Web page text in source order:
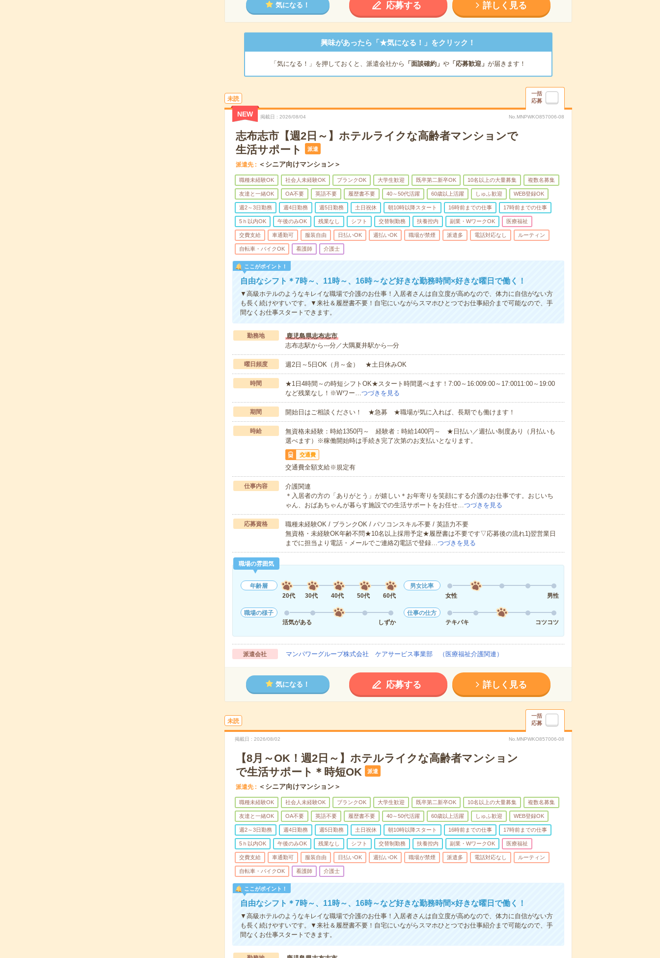
気になる！ 応募する 詳しく見る
興味があったら「★気になる！」をクリック！
「気になる！」を押しておくと、派遣会社から 「面談確約」 や「応募歓迎」 が届きます！
未読
一括
応募
NEW 掲載日 2026/08/04 No.MNPWKO857006-08
志布志市【週2日～】ホテルライクな高齢者マンションで
生活サポート
派遣
派遣先 ＜シニア向けマンション＞
職種未経験OK 社会人未経験OK ブランクOK 大学生歓迎 既卒第二新卒OK 10名以上の大量募集 複数名募集
友達と一緒OK OA不要 英語不要 履歴書不要 40～50代活躍 60歳以上活躍 しゅふ歓迎 WEB登録OK
週2～3日勤務 週4日勤務 週5日勤務 土日祝休 朝10時以降スタート 16時前までの仕事 17時前までの仕事
5ｈ以内OK 午後のみOK 残業なし シフト 交替制勤務 扶養控内 副業・WワークOK 医療福祉
交費支給 車通勤可 服装自由 日払いOK 週払いOK 職場が禁煙 派遣多 電話対応なし ルーティン
自転車・バイクOK 看護師 介護士
ここがポイント！
自由なシフト＊7時～、11時～、16時～など好きな勤務時間×好きな曜日で働く！
▼高級ホテルのようなキレイな職場で介護のお仕事！入居者さんは自立度が高めなので、体力に自信がない方
も長く続けやすいです。▼来社＆履歴書不要！自宅にいながらスマホひとつでお仕事紹介まで可能なので、手
間なくお仕事スタートできます。
勤務地
鹿児島県志布志市
志布志駅から---分／大隅夏井駅から---分
曜日頻度 週2日～5日OK（月～金） ★土日休みOK
時間
★1日4時間～の時短シフトOK★スタート時間選べます！7:00～16:009:00～17:0011:00～19:00
など残業なし！※Wワー…つづきを見る
期間 開始日はご相談ください！ ★急募 ★職場が気に入れば、長期でも働けます！
時給
無資格未経験：時給1350円～ 経験者：時給1400円～ ★日払い／週払い制度あり（月払いも
選べます）※稼働開始時は手続き完了次第のお支払いとなります。
交通費
交通費全額支給※規定有
仕事内容
介護関連
＊入居者の方の「ありがとう」が嬉しい＊お年寄りを笑顔にする介護のお仕事です。おじいち
ゃん、おばあちゃんが暮らす施設での生活サポートをお任せ…つづきを見る
応募資格
職種未経験OK / ブランクOK / パソコンスキル不要 / 英語力不要
無資格・未経験OK年齢不問★10名以上採用予定★履歴書は不要です▽応募後の流れ1)翌営業日
までに担当より電話・メールでご連絡2)電話で登録…つづきを見る
職場の雰囲気
年齢層
20代
30代 40代 50代 60代
男女比率
女性
男性
職場の様子
活気がある
しずか
仕事の仕方
テキパキ
コツコツ
派遣会社 マンパワーグループ株式会社 ケアサービス事業部 （医療福祉介護関連）
気になる！ 応募する 詳しく見る
未読
一括
応募
掲載日 2026/08/02 No.MNPWKO857006-08
【8月～OK！週2日～】ホテルライクな高齢者マンション
で生活サポート＊時短OK
派遣
派遣先 ＜シニア向けマンション＞
職種未経験OK 社会人未経験OK ブランクOK 大学生歓迎 既卒第二新卒OK 10名以上の大量募集 複数名募集
友達と一緒OK OA不要 英語不要 履歴書不要 40～50代活躍 60歳以上活躍 しゅふ歓迎 WEB登録OK
週2～3日勤務 週4日勤務 週5日勤務 土日祝休 朝10時以降スタート 16時前までの仕事 17時前までの仕事
5ｈ以内OK 午後のみOK 残業なし シフト 交替制勤務 扶養控内 副業・WワークOK 医療福祉
交費支給 車通勤可 服装自由 日払いOK 週払いOK 職場が禁煙 派遣多 電話対応なし ルーティン
自転車・バイクOK 看護師 介護士
ここがポイント！
自由なシフト＊7時～、11時～、16時～など好きな勤務時間×好きな曜日で働く！
▼高級ホテルのようなキレイな職場で介護のお仕事！入居者さんは自立度が高めなので、体力に自信がない方
も長く続けやすいです。▼来社＆履歴書不要！自宅にいながらスマホひとつでお仕事紹介まで可能なので、手
間なくお仕事スタートできます。